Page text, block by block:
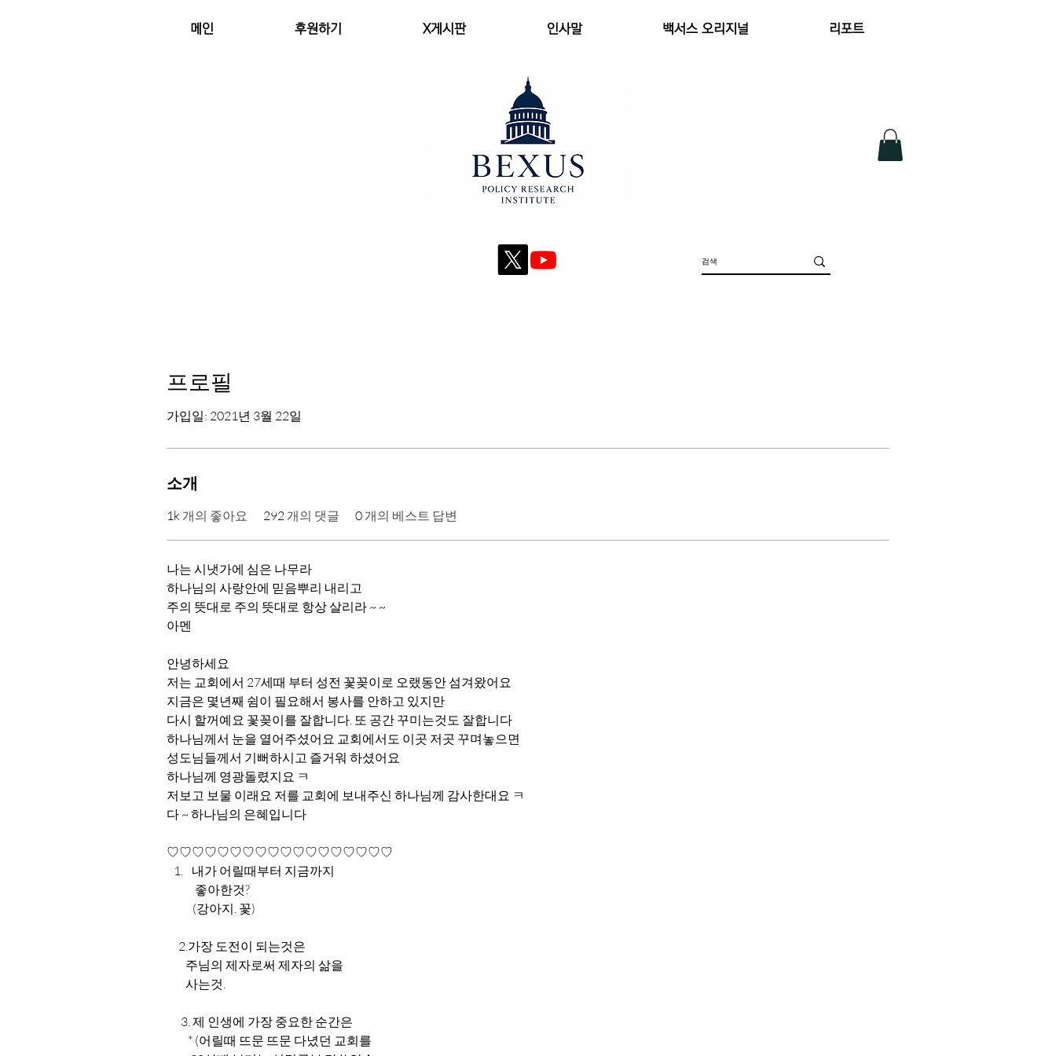
메인 후원하기 X게시판 인사말 백서스 오리지널 리포트
프로필
가입일: 2021년 3월 22일
소개
1k 개의 좋아요 292 개의 댓글 0 개의 베스트 답변
나는 시냇가에 심은 나무라
하나님의 사랑안에 믿음뿌리 내리고
주의 뜻대로 주의 뜻대로 항상 살리라 ~ ~
아멘
안녕하세요
저는 교회에서 27세때 부터 성전 꽃꽂이로 오랬동안 섬겨왔어요
지금은 몇년째 쉼이 필요해서 봉사를 안하고 있지만
다시 할꺼예요 꽃꽂이를 잘합니다. 또 공간 꾸미는것도 잘합니다
하나님께서 눈을 열어주셨어요 교회에서도 이곳 저곳 꾸며놓으면
성도님들께서 기뻐하시고 즐거워 하셨어요
하나님께 영광돌렸지요 ㅋ
저보고 보물 이래요 저를 교회에 보내주신 하나님께 감사한대요 ㅋ
다 ~ 하나님의 은혜입니다
♡♡♡♡♡♡♡♡♡♡♡♡♡♡♡♡♡♡
내가 어릴때부터 지금까지
            좋아한것?
           (강아지. 꽃)
     2.가장 도전이 되는것은
        주님의 제자로써 제자의 삶을
        사는것.
      3. 제 인생에 가장 중요한 순간은
         * (어릴때 뜨문 뜨문 다녔던 교회를